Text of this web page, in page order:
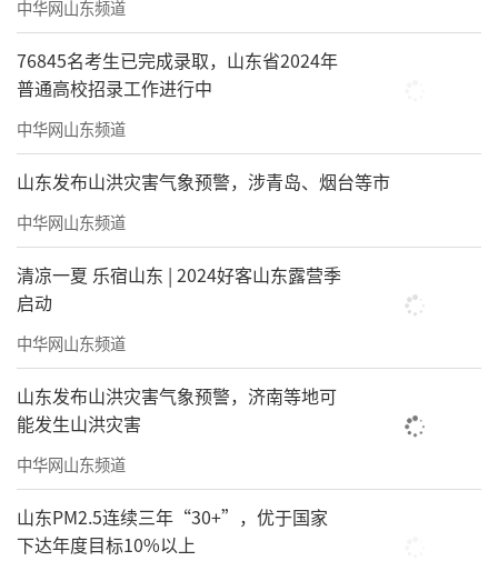
探像智慧海洋科技有限公司聚焦的是水下高分
辨率三维成像，他们讲述了一个典型的“科学
家创业”故事。
通过OPC模式，高校实验室成果以最轻量
化方式进入市场；随后，海检集团旗下基金及
时注资，“投早、投小、投硬科技”。企业看
中了山东探像在水下机器人领域的“硬科
技”属性，也看中了其在海底电缆巡检、高精
密水下测绘等极端作业场景下的不可替代性。
在大走廊的生态里，科学家们不必为寻
找“试验场”而苦恼，因为“出门”就是国家
级船舶与海洋工程装备集群，“产学研金”融
合是扎根在具体的深蓝场景中的。
中华网山东频道
76845名考生已完成录取，山东省2024年
普通高校招录工作进行中
中华网山东频道
山东发布山洪灾害气象预警，涉青岛、烟台等市
中华网山东频道
清凉一夏 乐宿山东 | 2024好客山东露营季
启动
中华网山东频道
山东发布山洪灾害气象预警，济南等地可
能发生山洪灾害
中华网山东频道
山东PM2.5连续三年“30+”，优于国家
下达年度目标10%以上